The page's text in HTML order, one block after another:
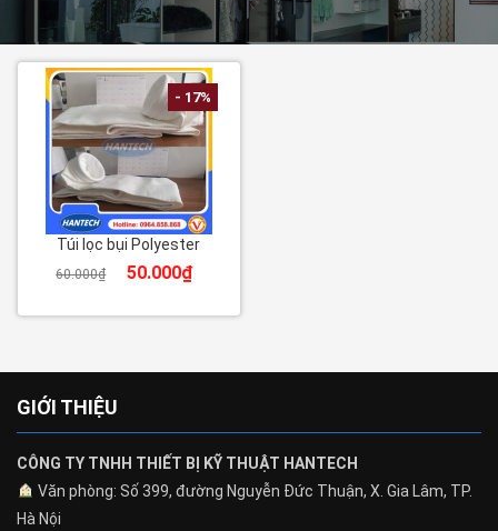
Túi lọc bụi Polyester
60.000₫ 50.000₫
- 17%
GIỚI THIỆU
CÔNG TY TNHH THIẾT BỊ KỸ THUẬT HANTECH
Văn phòng: Số 399, đường Nguyễn Đức Thuận, X. Gia Lâm, TP.
Hà Nội